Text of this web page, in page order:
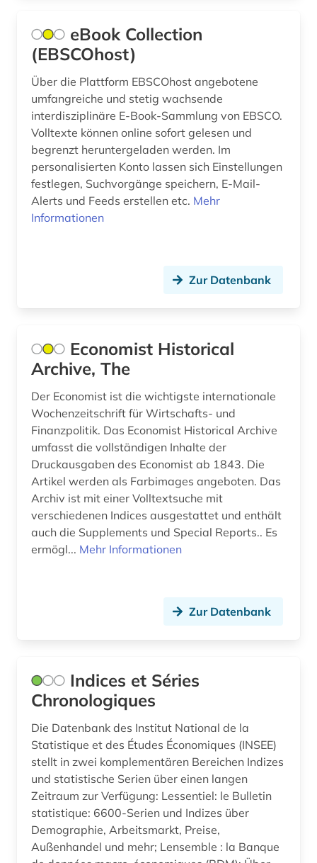
geschichte 1955-1965 (1)
gesellschaft (14)
gesundheit (2)
gesundheitsberichterstattung (1)
gewerkschaft (1)
historische karte (1)
hochschulen (1)
hongkong (1)
indien (2)
indikator (1)
indikatoren (1)
innenpolitik (1)
internationale arbeitsorganisation (1)
internationale beziehungen (1)
internet (1)
investition (1)
italien (1)
eBook Collection
(EBSCOhost)
Über die Plattform EBSCOhost angebotene
umfangreiche und stetig wachsende
interdisziplinäre E-Book-Sammlung von EBSCO.
Volltexte können online sofort gelesen und
begrenzt heruntergeladen werden. Im
personalisierten Konto lassen sich Einstellungen
festlegen, Suchvorgänge speichern, E-Mail-
Alerts und Feeds erstellen etc. Mehr
Informationen
Zur Datenbank
Economist Historical
Archive, The
Der Economist ist die wichtigste internationale
Wochenzeitschrift für Wirtschafts- und
Finanzpolitik. Das Economist Historical Archive
umfasst die vollständigen Inhalte der
Druckausgaben des Economist ab 1843. Die
Artikel werden als Farbimages angeboten. Das
Archiv ist mit einer Volltextsuche mit
verschiedenen Indices ausgestattet und enthält
auch die Supplements und Special Reports.. Es
ermögl... Mehr Informationen
Zur Datenbank
Indices et Séries
Chronologiques
Die Datenbank des Institut National de la
Statistique et des Études Économiques (INSEE)
stellt in zwei komplementären Bereichen Indizes
und statistische Serien über einen langen
Zeitraum zur Verfügung: Lessentiel: le Bulletin
statistique: 6600-Serien und Indizes über
Demographie, Arbeitsmarkt, Preise,
Außenhandel und mehr; Lensemble : la Banque